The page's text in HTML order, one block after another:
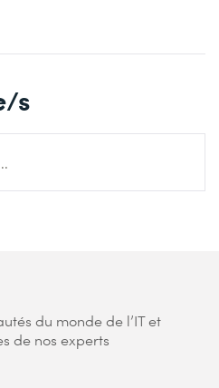
s
du monde de l’IT et
de nos experts